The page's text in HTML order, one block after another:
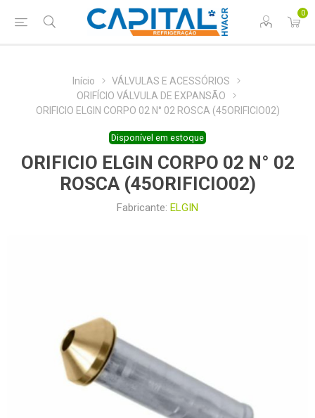
0
Início
VÁLVULAS E ACESSÓRIOS
ORIFÍCIO VÁLVULA DE EXPANSÃO
ORIFICIO ELGIN CORPO 02 N° 02 ROSCA (45ORIFICIO02)
Disponível em estoque
ORIFICIO ELGIN CORPO 02 N° 02
ROSCA (45ORIFICIO02)
Fabricante: ELGIN